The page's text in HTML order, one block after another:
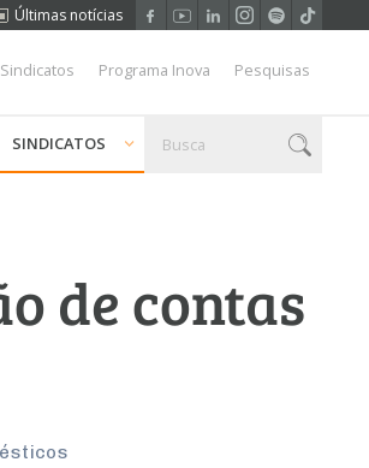
Últimas notícias
Programa Inova Pesquisas
SINDICATOS
de contas